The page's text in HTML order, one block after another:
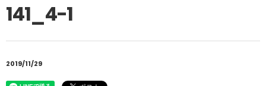
141_4-1
2019/11/29